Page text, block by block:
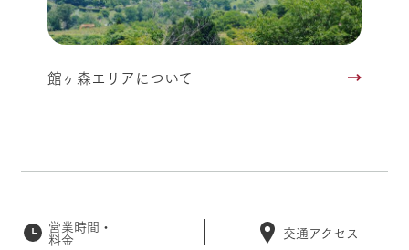
館ヶ森エリアについて
営業時間・
料金 交通アクセス